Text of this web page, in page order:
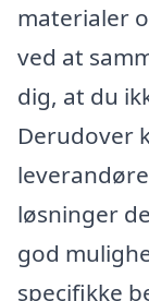
materialer
ved at
dig, at du
Derudover
løsninger
god
specifikke